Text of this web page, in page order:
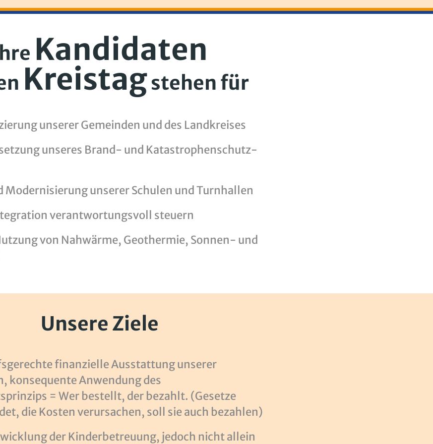
Kandidaten
Kreistagstehen für
unserer Gemeinden und des Landkreises
unseres Brand- und Katastrophenschutz-
Modernisierung unserer Schulen und Turnhallen
verantwortungsvoll steuern
von Nahwärme, Geothermie, Sonnen- und
Unsere Ziele
finanzielle Ausstattung unserer
konsequente Anwendung des
= Wer bestellt, der bezahlt. (Gesetze
die Kosten verursachen, soll sie auch bezahlen)
der Kinderbetreuung, jedoch nicht allein